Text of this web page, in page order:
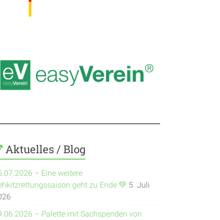
Aktuelles / Blog
– Eine weitere
geht zu Ende 💚 5. Juli
– Palette mit Sachspenden von